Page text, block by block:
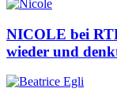
NICOLE bei
wieder und